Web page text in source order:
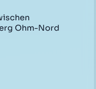
Ohm-Nord